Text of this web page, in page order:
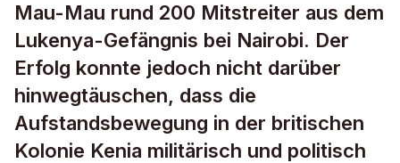
Mau-Mau rund 200 Mitstreiter aus dem
Lukenya-Gefängnis bei Nairobi. Der
Erfolg konnte jedoch nicht darüber
hinwegtäuschen, dass die
Aufstandsbewegung in der britischen
Kolonie Kenia militärisch und politisch